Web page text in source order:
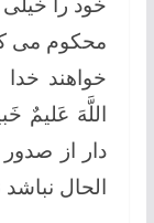
خود را خیلی
محکوم می
خواهند خدا
اللَّهَ عَلیمٌ
دار از
الحال